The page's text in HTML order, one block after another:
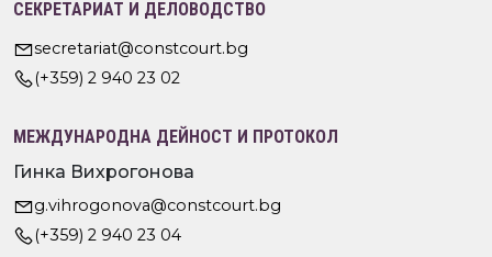
СЕКРЕТАРИАТ И ДЕЛОВОДСТВО
secretariat@constcourt.bg
(+359) 2 940 23 02
МЕЖДУНАРОДНА ДЕЙНОСТ И ПРОТОКОЛ
Гинка Вихрогонова
g.vihrogonova@constcourt.bg
(+359) 2 940 23 04